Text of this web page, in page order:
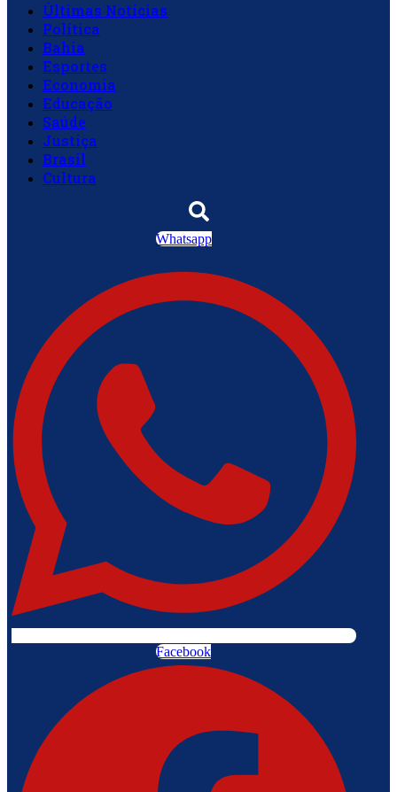
Últimas Notícias
Política
Bahia
Esportes
Economia
Educação
Saúde
Justiça
Brasil
Cultura
Whatsapp
Facebook